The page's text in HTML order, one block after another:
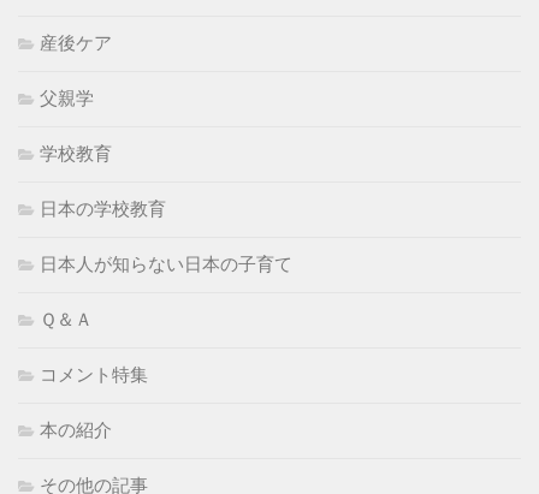
産後ケア
父親学
学校教育
日本の学校教育
日本人が知らない日本の子育て
Ｑ＆Ａ
コメント特集
本の紹介
その他の記事